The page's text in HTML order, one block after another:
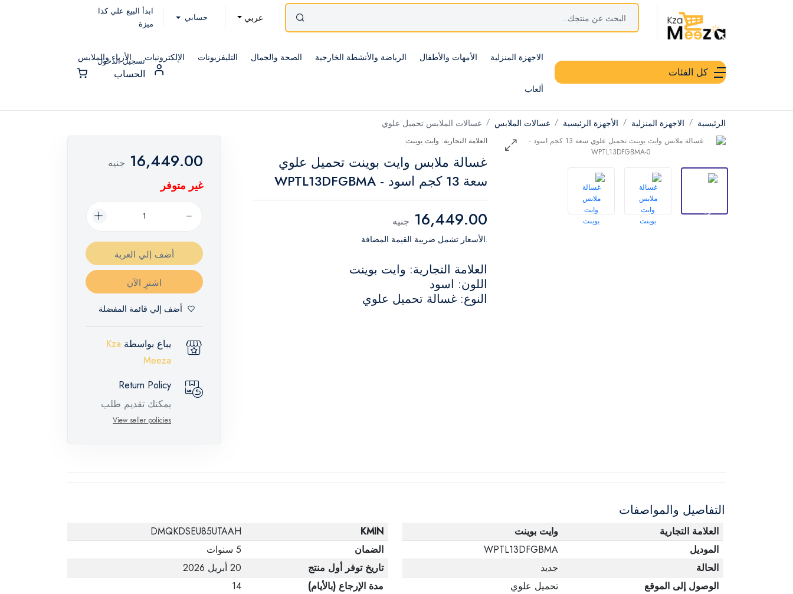
عربي حسابي
ابدأ البيع علي كذا
ميزة
كل الفئات
الاجهزة المنزلية الأمهات والأطفال الرياضة والأنشطة الخارجية الصحة والجمال التليفزيونات الإلكترونيات الأزياء والملابس
ألعاب
تسجيل الدخول
الحساب
الرئيسية الاجهزة المنزلية الأجهزة الرئيسية غسالات الملابس غسالات الملابس تحميل علوي
العلامة التجارية: وايت بوينت
غسالة ملابس وايت بوينت تحميل علوي
سعة 13 كجم اسود - WPTL13DFGBMA
16,449.00 جنيه
.الأسعار تشمل ضريبة القيمة المضافة
العلامة التجارية: وايت بوينت
اللون: اسود
النوع: غسالة تحميل علوي
16,449.00 جنيه
غير متوفر
أضف إلي العربة
اشترِ الآن
أضف إلي قائمة المفضلة
يباع بواسطة Kza
Meeza
Return Policy
يمكنك تقديم طلب
إرجاع لهذه المنتجات
حالة وجود عيوب من
وقت وصول الطلب،
View seller policies
التفاصيل والمواصفات
العلامة التجارية
وايت بوينت
الموديل
WPTL13DFGBMA
الحالة
جديد
الوصول إلى الموقع
تحميل علوي
KMIN
DMQKDSEU85UTAAH
الضمان
5 سنوات
تاريخ توفر أول منتج
20 أبريل 2026
مدة الإرجاع (بالأيام)
14